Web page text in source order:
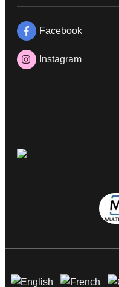
Facebook
Instagram